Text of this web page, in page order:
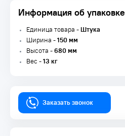
Информация об упаковке
Единица товара -Штука
Ширина -150 мм
Высота -680 мм
Вес -13 кг
Заказать звонок